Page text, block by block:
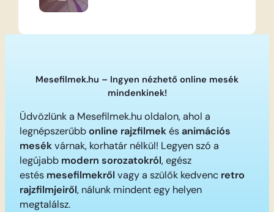
Mesefilmek.hu – Ingyen nézhető online mesék
mindenkinek!
Üdvözlünk a Mesefilmek.hu oldalon, ahol a
legnépszerűbbonline rajzfilmekésanimációs
mesékvárnak, korhatár nélkül! Legyen szó a
legújabb modern sorozatokról, egész
estés mesefilmekről vagy a szülők kedvenc retro
rajzfilmjeiről, nálunk mindent egy helyen
megtalálsz.